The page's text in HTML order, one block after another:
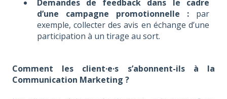
Demandes de feedback dans le cadre
d’une campagne promotionnelle :par
exemple, collecter des avis en échange d’une
participation à un tirage au sort.
Comment les client·e·s s’abonnent-ils à la
Communication Marketing ?